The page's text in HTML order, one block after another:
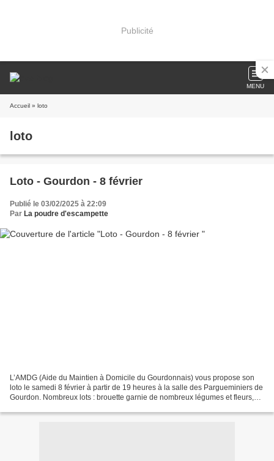
Publicité
MENU
Accueil » loto
loto
Loto - Gourdon - 8 février
Publié le 03/02/2025 à 22:09
Par La poudre d'escampette
L’AMDG (Aide du Maintien à Domicile du Gourdonnais) vous propose son
loto le samedi 8 février à partir de 19 heures à la salle des Pargueminiers de
Gourdon. Nombreux lots : brouette garnie de nombreux légumes et fleurs,